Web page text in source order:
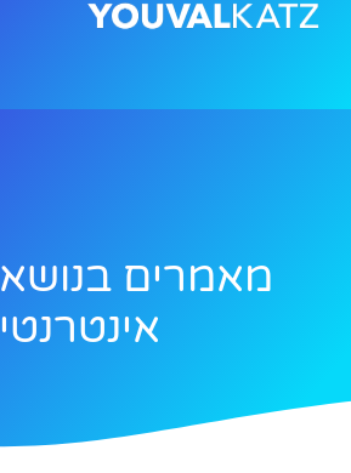
דילוג
מאמרים
אינטרנטי